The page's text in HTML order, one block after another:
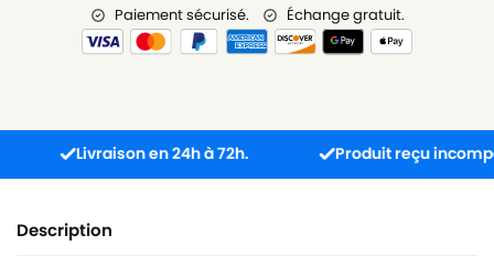
Paiement sécurisé. Échange gratuit.
Livraison en 24h à 72h. Produit reçu
Description